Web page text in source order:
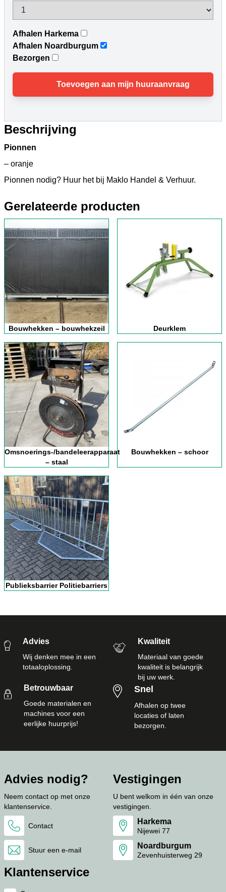
Afhalen Harkema
Afhalen Noardburgum
Bezorgen
Toevoegen aan mijn huuraanvraag
Beschrijving
Pionnen
– oranje
Pionnen nodig? Huur het bij Maklo Handel & Verhuur.
Gerelateerde producten
Bouwhekken – bouwhekzeil Deurklem
Omsnoerings-/bandeleerapparaat
– staal
Bouwhekken – schoor
Publieksbarrier Politiebarriers
Advies
Wij denken mee in een
totaaloplossing.
Kwaliteit
Materiaal van goede
kwaliteit is belangrijk
bij uw werk.
Betrouwbaar
Goede materialen en
machines voor een
eerlijke huurprijs!
Snel
Afhalen op twee
locaties of laten
bezorgen.
Advies nodig?
Neem contact op met onze
klantenservice.
Contact
Stuur een e-mail
Vestigingen
U bent welkom in één van onze
vestigingen.
Harkema
Nijewei 77
Noardburgum
Zevenhuisterweg 29
Klantenservice